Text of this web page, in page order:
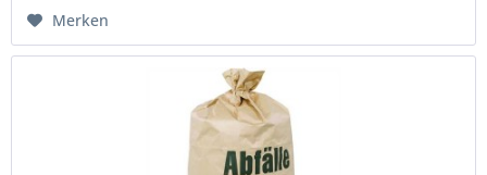
Merken